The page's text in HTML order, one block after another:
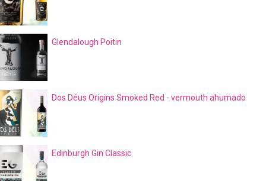
Glendalough Poitin
Dos Déus Origins Smoked Red - vermouth ahumado
Edinburgh Gin Classic